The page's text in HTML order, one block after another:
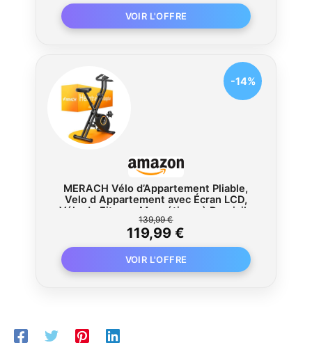
MERACH Vélo d’Appartement Pliable,
Velo d Appartement avec Écran LCD,
Vélo de Fitness Magnétique à Domicile
avec Coussin Confortable, Gain de
Place, Pour l’Entraînement Cardio,
Capacité Max 136KG
139,99 €
119,99 €
-14%